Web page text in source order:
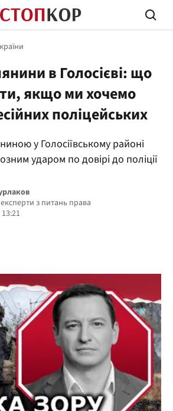
в Голосієві: що
якщо ми хочемо
поліцейських
у Голосіївському районі
ударом по довірі до поліції
з питань права